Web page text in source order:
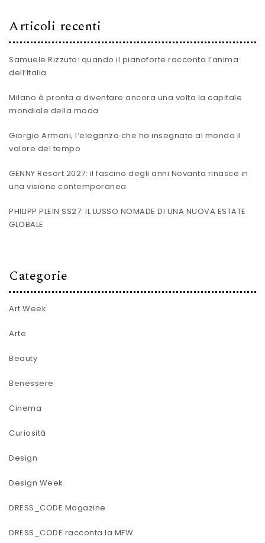
Articoli recenti
Samuele Rizzuto: quando il pianoforte racconta l’anima
dell’Italia
Milano è pronta a diventare ancora una volta la capitale
mondiale della moda
Giorgio Armani, l’eleganza che ha insegnato al mondo il
valore del tempo
GENNY Resort 2027: il fascino degli anni Novanta rinasce in
una visione contemporanea
PHILIPP PLEIN SS27: IL LUSSO NOMADE DI UNA NUOVA ESTATE
GLOBALE
Categorie
Art Week
Arte
Beauty
Benessere
Cinema
Curiosità
Design
Design Week
DRESS_CODE Magazine
DRESS_CODE racconta la MFW